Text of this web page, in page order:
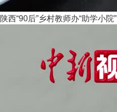
陕西“90后”乡村教师办“助学小院”